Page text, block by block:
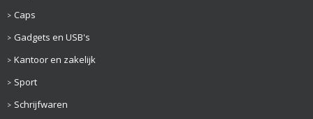
Caps
Gadgets en USB's
Kantoor en zakelijk
Sport
Schrijfwaren